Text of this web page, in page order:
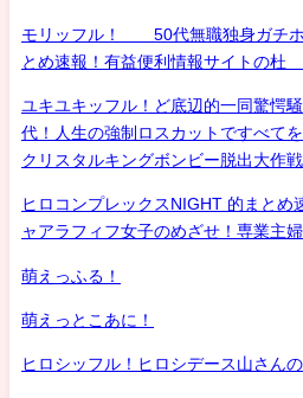
モリッフル！ 50代無職独身ガチホ
とめ速報！有益便利情報サイトの杜
ユキユキッフル！ど底辺的一同驚愕
代！人生の強制ロスカットですべて
クリスタルキングボンビー脱出大作戦
ヒロコンプレックスNIGHT 的まとめ
ャアラフィフ女子のめざせ！専業主
萌えっふる！
萌えっとこあに！
ヒロシッフル！ヒロシデース山さん